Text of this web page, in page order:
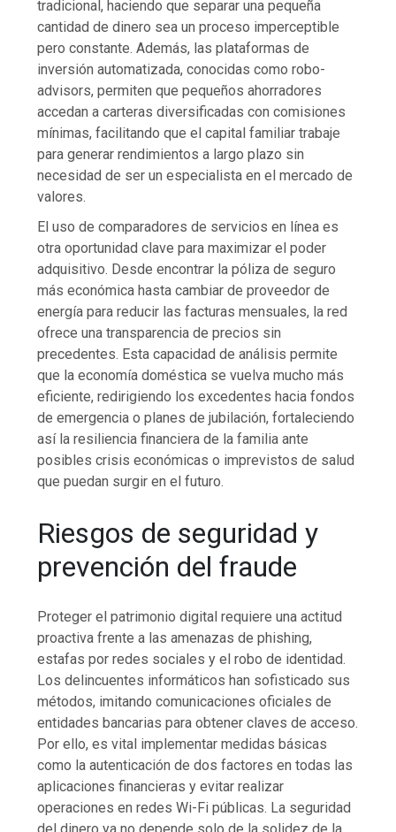
tradicional, haciendo que separar una pequeña
cantidad de dinero sea un proceso imperceptible
pero constante. Además, las plataformas de
inversión automatizada, conocidas como robo-
advisors, permiten que pequeños ahorradores
accedan a carteras diversificadas con comisiones
mínimas, facilitando que el capital familiar trabaje
para generar rendimientos a largo plazo sin
necesidad de ser un especialista en el mercado de
valores.
El uso de comparadores de servicios en línea es
otra oportunidad clave para maximizar el poder
adquisitivo. Desde encontrar la póliza de seguro
más económica hasta cambiar de proveedor de
energía para reducir las facturas mensuales, la red
ofrece una transparencia de precios sin
precedentes. Esta capacidad de análisis permite
que la economía doméstica se vuelva mucho más
eficiente, redirigiendo los excedentes hacia fondos
de emergencia o planes de jubilación, fortaleciendo
así la resiliencia financiera de la familia ante
posibles crisis económicas o imprevistos de salud
que puedan surgir en el futuro.
Riesgos de seguridad y
prevención del fraude
Proteger el patrimonio digital requiere una actitud
proactiva frente a las amenazas de phishing,
estafas por redes sociales y el robo de identidad.
Los delincuentes informáticos han sofisticado sus
métodos, imitando comunicaciones oficiales de
entidades bancarias para obtener claves de acceso.
Por ello, es vital implementar medidas básicas
como la autenticación de dos factores en todas las
aplicaciones financieras y evitar realizar
operaciones en redes Wi-Fi públicas. La seguridad